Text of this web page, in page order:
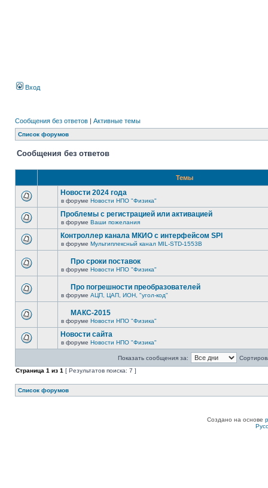
Вход
Сообщения без ответов | Активные темы
Список форумов
Сообщения без ответов
Темы
Новости 2024 года
в форуме Новости НПО "Физика"
Проблемы с регистрацией или активацией
в форуме Ваши пожелания
Контроллер канала МКИО с интерфейсом SPI
в форуме Мультиплексный канал MIL-STD-1553B
Про сроки поставок
в форуме Новости НПО "Физика"
Про погрешности преобразователей
в форуме АЦП, ЦАП, ИОН, "угол-код"
МАКС-2015
в форуме Новости НПО "Физика"
Новости сайта
в форуме Новости НПО "Физика"
Показать сообщения за:
Страница 1 из 1 [ Результатов поиска: 7 ]
Список форумов
Создано на основе